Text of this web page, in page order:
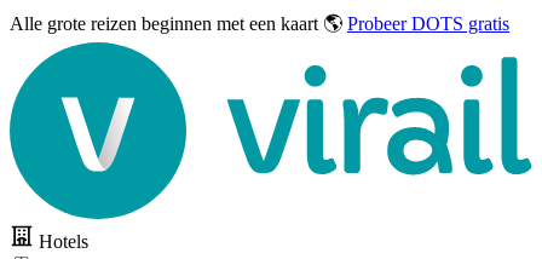
Alle grote reizen beginnen met een kaart 🌎 Probeer DOTS gratis
Hotels